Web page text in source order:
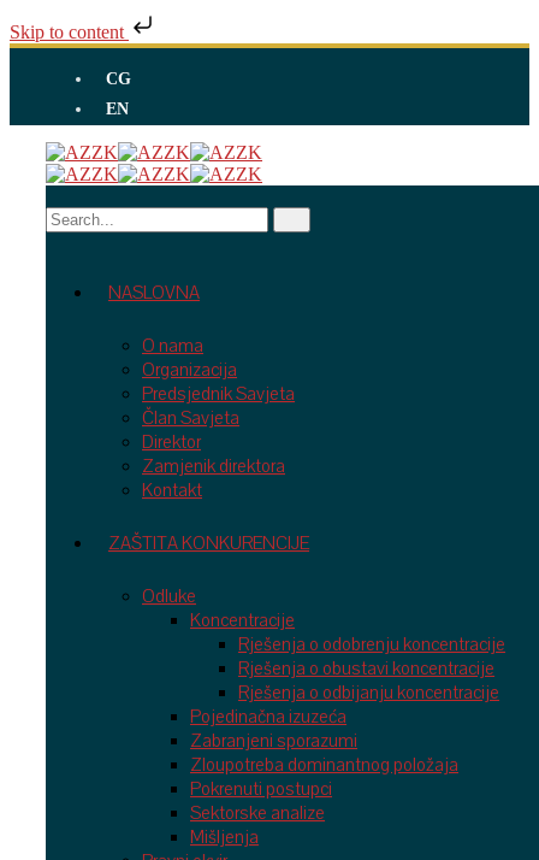
Skip to content
CG
EN
NASLOVNA
O nama
Organizacija
Predsjednik Savjeta
Član Savjeta
Direktor
Zamjenik direktora
Kontakt
ZAŠTITA KONKURENCIJE
Odluke
Koncentracije
Rješenja o odobrenju koncentracije
Rješenja o obustavi koncentracije
Rješenja o odbijanju koncentracije
Pojedinačna izuzeća
Zabranjeni sporazumi
Zloupotreba dominantnog položaja
Pokrenuti postupci
Sektorske analize
Mišljenja